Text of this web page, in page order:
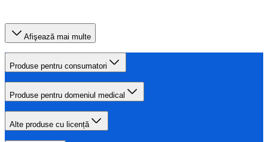
Afişează mai multe
Produse pentru consumatori
Produse pentru domeniul medical
Alte produse cu licență